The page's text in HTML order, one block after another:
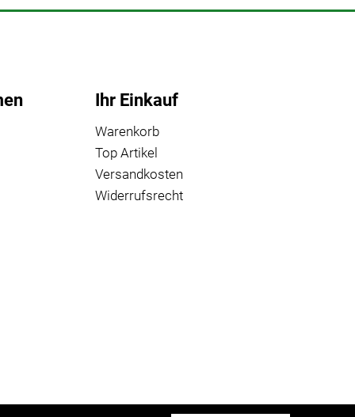
Ihr Einkauf
Warenkorb
Top Artikel
Versandkosten
Widerrufsrecht